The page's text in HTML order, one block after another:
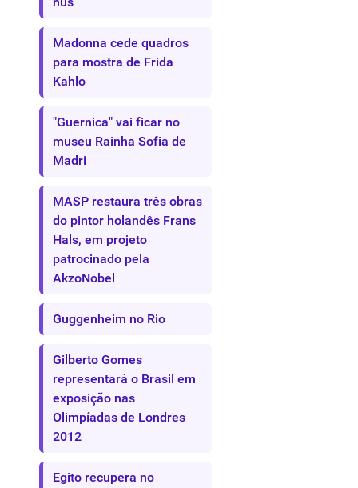
Madonna cede quadros
para mostra de Frida
Kahlo
"Guernica" vai ficar no
museu Rainha Sofia de
Madri
MASP restaura três obras
do pintor holandês Frans
Hals, em projeto
patrocinado pela
AkzoNobel
Guggenheim no Rio
Gilberto Gomes
representará o Brasil em
exposição nas
Olimpíadas de Londres
2012
Egito recupera no